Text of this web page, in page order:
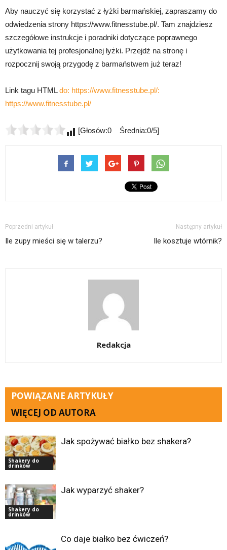
Aby nauczyć się korzystać z łyżki barmańskiej, zapraszamy do
odwiedzenia strony https://www.fitnesstube.pl/. Tam znajdziesz
szczegółowe instrukcje i poradniki dotyczące poprawnego
użytkowania tej profesjonalnej łyżki. Przejdź na stronę i
rozpocznij swoją przygodę z barmaństwem już teraz!
Link tagu HTMLdo: https://www.fitnesstube.pl/:
https://www.fitnesstube.pl/
[Głosów:0 Średnia:0/5]
Poprzedni artykuł
Ile zupy mieści się w talerzu?
Następny artykuł
Ile kosztuje wtórnik?
Redakcja
POWIĄZANE ARTYKUŁY
WIĘCEJ OD AUTORA
Shakery do
drinków
Jak spożywać białko bez shakera?
Shakery do
drinków
Jak wyparzyć shaker?
Co daje białko bez ćwiczeń?